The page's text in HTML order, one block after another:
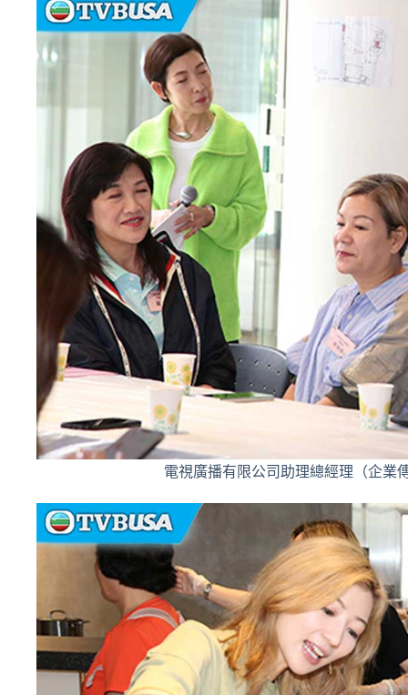
電視廣播有限公司助理總經理（企業